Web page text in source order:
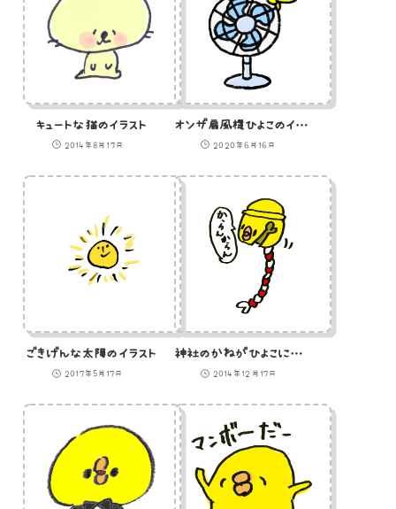
キュートな猫のイラスト
2014年8月17日
オンザ扇風機ひよこのイラスト
2020年6月16日
ごきげんな太陽のイラスト
2017年5月17日
神社のかねがひよこになったのイラスト
2014年12月17日